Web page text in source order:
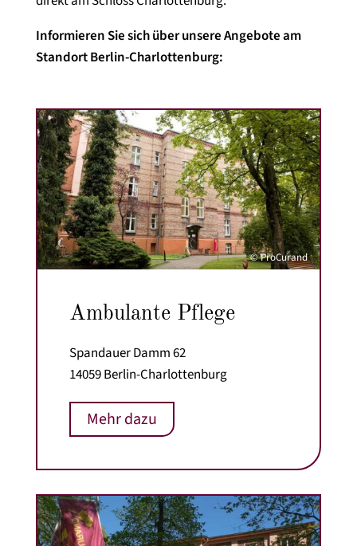
Informieren Sie sich über unsere Angebote am
Standort Berlin-Charlottenburg:
© ProCurand
Ambulante Pflege
Spandauer Damm 62
14059 Berlin-Charlottenburg
Mehr dazu